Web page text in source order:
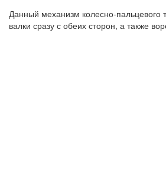
Данный механизм колесно-
валки сразу с обеих сторон, а также